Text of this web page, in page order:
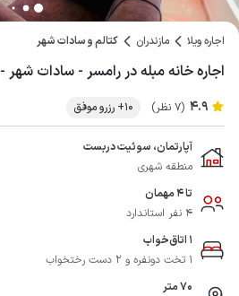
اجاره ویلا مازندران کتالم و سادات شهر
اجاره خانه مبله در رامسر - سادات شهر - ۱
4.9 (7 نظر) 10+ رزرو موفق
آپارتمان، سوئیت دربست
منطقه شهری
تا 4 مهمان
4 نفر استاندارد
1 اتاق‌خواب
1 تخت دونفره و 2 دست رختخواب
70 متر